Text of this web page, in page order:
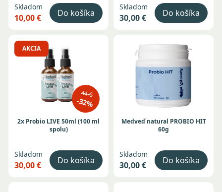
Skladom
10,00 € Do košíka
Skladom
30,00 € Do košíka
AKCIA
44 €
-32%
2x Probio LIVE 50ml (100 ml
spolu)
Skladom
30,00 € Do košíka
Medveď natural PROBIO HIT
60g
Skladom
30,00 € Do košíka